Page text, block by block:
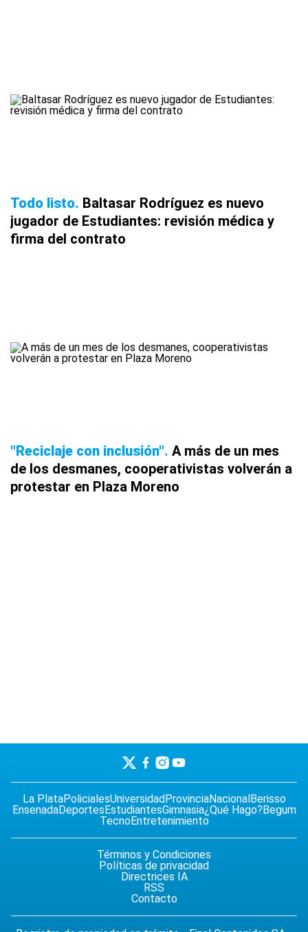
Todo listo Baltasar Rodríguez es nuevo
jugador de Estudiantes: revisión médica y
firma del contrato
"Reciclaje con inclusión" A más de un mes
de los desmanes, cooperativistas volverán a
protestar en Plaza Moreno
La PlataPolicialesUniversidadProvinciaNacionalBerisso
EnsenadaDeportesEstudiantesGimnasia¿Qué Hago?Begum
TecnoEntretenimiento
Términos y Condiciones
Políticas de privacidad
Directrices IA
RSS
Contacto